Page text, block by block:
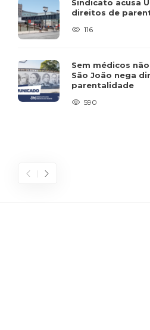
Sindicato acusa
direitos de
116
Sem médicos
São João nega
parentalidade
590